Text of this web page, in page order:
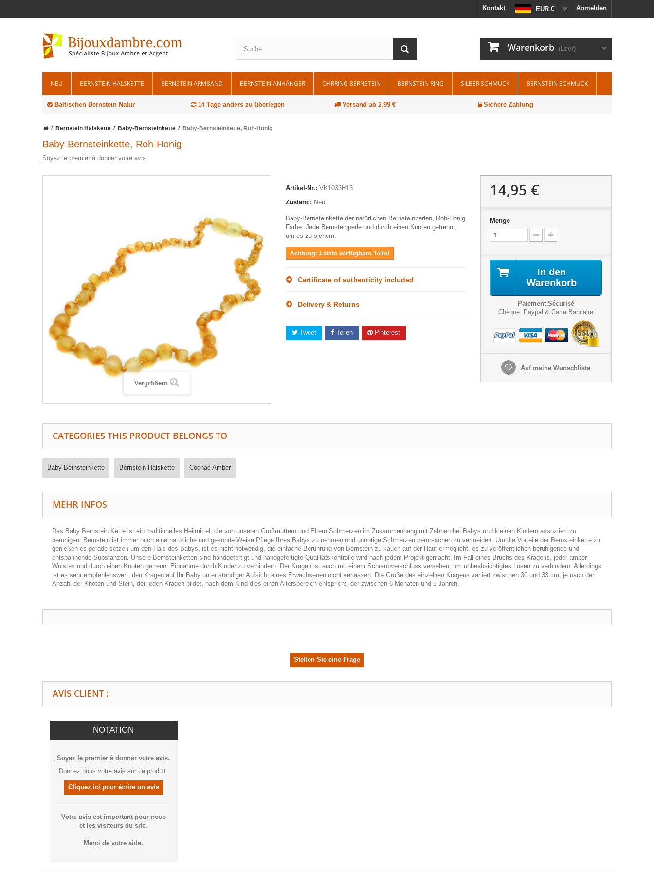
Anmelden
EUR €
Kontakt
Warenkorb (Leer)
NEU BERNSTEIN HALSKETTE BERNSTEIN ARMBAND BERNSTEIN-ANHÄNGER OHRRING BERNSTEIN BERNSTEIN RING SILBER SCHMUCK BERNSTEIN SCHMUCK
Baltischen Bernstein Natur 14 Tage anders zu überlegen Versand ab 2,99 € Sichere Zahlung
Bernstein Halskette Baby-Bernsteinkette Baby-Bernsteinkette, Roh-Honig
Baby-Bernsteinkette, Roh-Honig
Soyez le premier à donner votre avis.
Vergrößern
Artikel-Nr.: VK1033H13
Zustand: Neu
Baby-Bernsteinkette der natürlichen Bernsteinperlen, Roh-Honig
Farbe. Jede Bernsteinperle und durch einen Knoten getrennt,
um es zu sichern.
Achtung: Letzte verfügbare Teile!
Certificate of authenticity included
Delivery & Returns
Tweet Teilen Pinterest
14,95 €
Menge
In den
Warenkorb
Paiement Sécurisé
Chèque, Paypal & Carte Bancaire
Auf meine Wunschliste
CATEGORIES THIS PRODUCT BELONGS TO
Baby-Bernsteinkette Bernstein Halskette Cognac Amber
MEHR INFOS
Das Baby Bernstein Kette ist ein traditionelles Heilmittel, die von unseren Großmüttern und Eltern Schmerzen im Zusammenhang mit Zahnen bei Babys und kleinen Kindern assoziiert zu
beruhigen. Bernstein ist immer noch eine natürliche und gesunde Weise Pflege Ihres Babys zu nehmen und unnötige Schmerzen verursachen zu vermeiden. Um die Vorteile der Bernsteinkette zu
genießen es gerade setzen um den Hals des Babys, ist es nicht notwendig, die einfache Berührung von Bernstein zu kauen auf der Haut ermöglicht, es zu veröffentlichen beruhigende und
entspannende Substanzen. Unsere Bernsteinketten sind handgefertigt und handgefertigte Qualitätskontrolle wird nach jedem Projekt gemacht. Im Fall eines Bruchs des Kragens, jeder amber
Wulstes und durch einen Knoten getrennt Einnahme durch Kinder zu verhindern. Der Kragen ist auch mit einem Schraubverschluss versehen, um unbeabsichtigtes Lösen zu verhindern. Allerdings
ist es sehr empfehlenswert, den Kragen auf Ihr Baby unter ständiger Aufsicht eines Erwachsenen nicht verlassen. Die Größe des einzelnen Kragens variiert zwischen 30 und 33 cm, je nach der
Anzahl der Knoten und Stein, der jeden Kragen bildet, nach dem Kind dies einen Altersbereich entspricht, der zwischen 6 Monaten und 5 Jahren.
Stellen Sie eine Frage
AVIS CLIENT :
NOTATION
Soyez le premier à donner votre avis.
Donnez nous votre avis sur ce produit.
Cliquez ici pour écrire un avis
Votre avis est important pour nous
et les visiteurs du site.
Merci de votre aide.